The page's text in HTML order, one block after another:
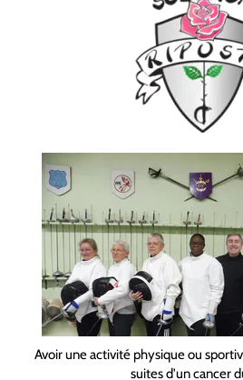
Avoir une activité physique ou
suites d'un cancer